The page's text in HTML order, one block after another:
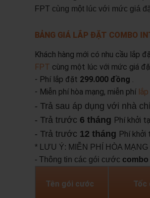
FPT cùng một lúc với mức giá
BẢNG GIÁ LẮP ĐẶT COMBO
Khách hàng mới có nhu cầu lắp
FPT cùng một lúc với mức giá
- Phí lắp đặt 299.000 đồng
- Miễn phí hòa mạng, miễn phí
- Trả sau áp dụng với nhà
- Trả trước 6 tháng Phí khởi
- Trả trước 12 tháng Phí khởi
* LƯU Ý: MIỄN PHÍ HÒA
- Thông tin các gói cước
Tên gói cước Tốc